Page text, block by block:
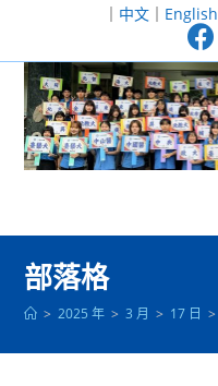
至
｜ 中文｜ English
部落格
> 2025 年 > 3 月 > 17 日 >